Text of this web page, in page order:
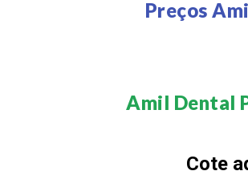
Preços
Amil Dental
Cote